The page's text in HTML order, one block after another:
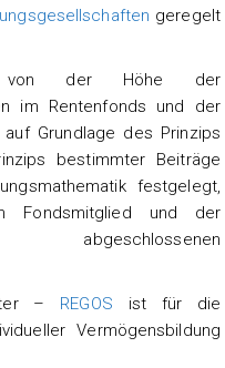
geregelt
von der Höhe der
im Rentenfonds und der
Grundlage des Prinzips
bestimmter Beiträge
festgelegt,
Fondsmitglied und der
abgeschlossenen
– REGOS ist für die
Vermögensbildung